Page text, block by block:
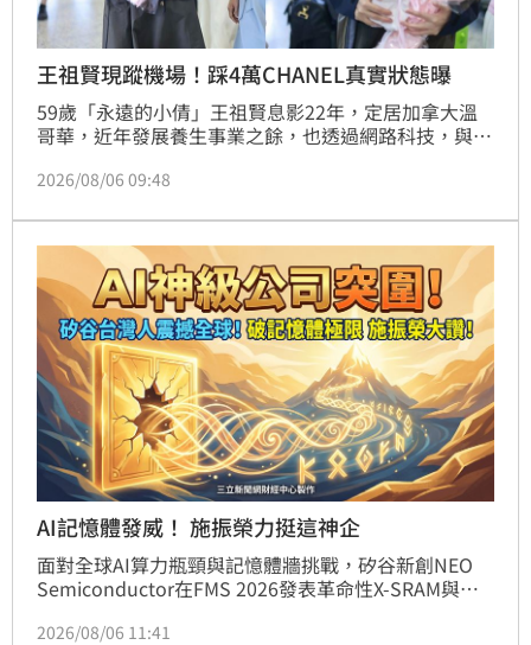
王祖賢現蹤機場！踩4萬CHANEL真實狀態曝
59歲「永遠的小倩」王祖賢息影22年，定居加拿大溫
哥華，近年發展養生事業之餘，也透過網路科技，與粉
路上引起討論。
2026/08/06 09:48
AI記憶體發威！ 施振榮力挺這神企
面對全球AI算力瓶頸與記憶體牆挑戰，矽谷新創NEO
Semiconductor在FMS 2026發表革命性X-SRAM與
SRAM的5倍，更可望降低HBM存取功耗達50%至
2026/08/06 11:41